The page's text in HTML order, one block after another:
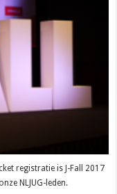
registratie is J-Fall 2017
NLJUG-leden.